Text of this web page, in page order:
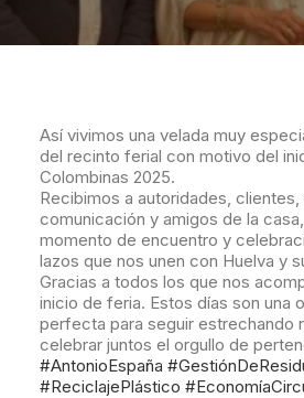
Así vivimos una velada muy
del recinto ferial con motivo del
Colombinas 2025.
Recibimos a autoridades,
comunicación y amigos de la
momento de encuentro y
lazos que nos unen con Huelva y
Gracias a todos los que nos
inicio de feria. Estos días son una
perfecta para seguir estrechando
celebrar juntos el orgullo de
#AntonioEspaña
#ReciclajePlástico